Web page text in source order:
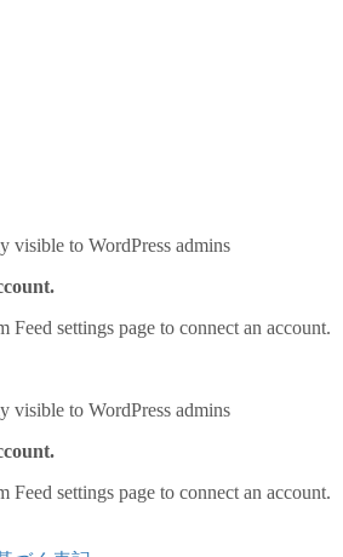
visible to WordPress admins
Feed settings page to connect an account.
visible to WordPress admins
Feed settings page to connect an account.